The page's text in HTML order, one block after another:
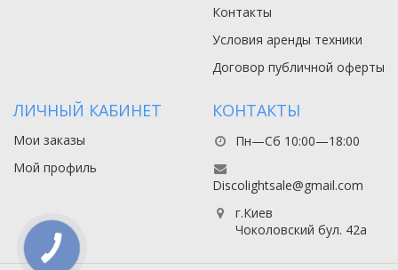
Контакты
Условия аренды техники
Договор публичной оферты
ЛИЧНЫЙ КАБИНЕТ
Мои заказы
Мой профиль
КОНТАКТЫ
Пн—Сб 10:00—18:00
Discolightsale@gmail.com
г.Киев
Чоколовский бул. 42а